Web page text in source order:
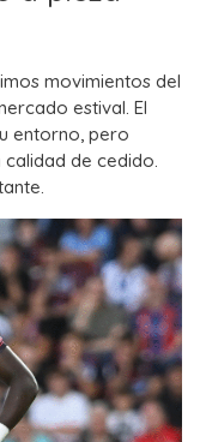
movimientos del
estival. El
entorno, pero
de cedido.